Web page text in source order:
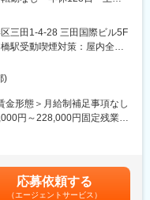
対応以外にも幅広く業務を
）
三田1-4-28 三田国際ビル5F
駅受動喫煙対策：屋内全面
)
金形態＞月給制補足事項なし
円～228,000円固定残業手
くまでも目安の金額であ
ります。月給(月額)は固定手
応募依頼する
（エージェントサービス）